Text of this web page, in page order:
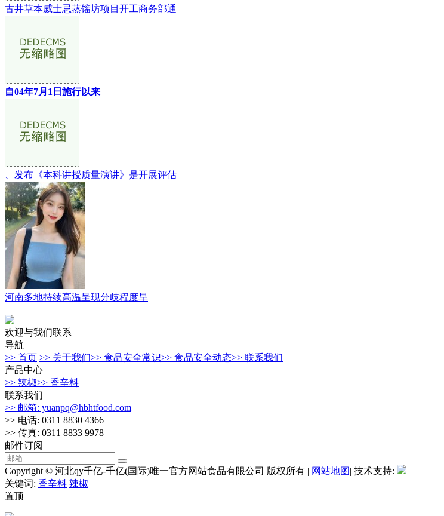
古井草本威士忌蒸馏坊项目开工商务部通
自04年7月1日施行以来
、发布《本科讲授质量演讲》是开展评估
河南多地持续高温呈现分歧程度旱
欢迎与我们联系
导航
>> 首页 >> 关于我们>> 食品安全常识>> 食品安全动态>> 联系我们
产品中心
>> 辣椒>> 香辛料
联系我们
>> 邮箱: yuanpq@hbhtfood.com
>> 电话: 0311 8830 4366
>> 传真: 0311 8833 9978
邮件订阅
Copyright © 河北qy千亿-千亿(国际)唯一官方网站食品有限公司 版权所有 | 网站地图| 技术支持:
关键词: 香辛料 辣椒
置顶